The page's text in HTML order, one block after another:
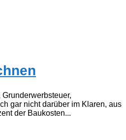
gar nicht darüber im Klaren, aus
der Baukosten...